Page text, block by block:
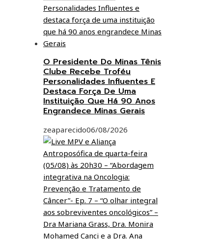
O Presidente Do Minas Tênis
Clube Recebe Troféu
Personalidades Influentes E
Destaca Força De Uma
Instituição Que Há 90 Anos
Engrandece Minas Gerais
zeaparecido06/08/2026